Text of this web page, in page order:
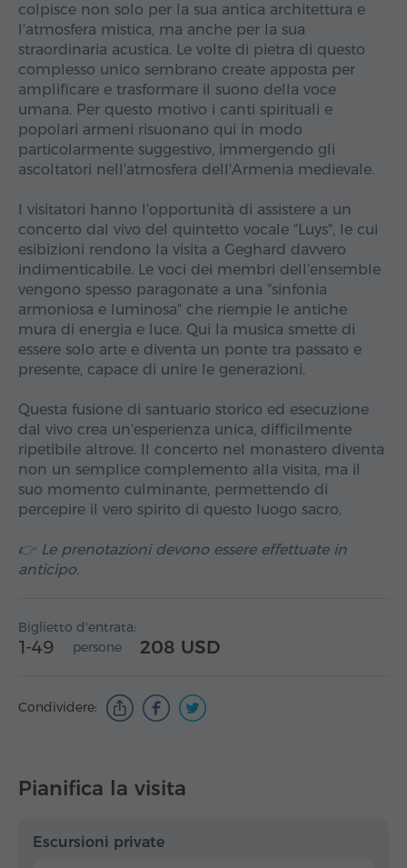
colpisce non solo per la sua antica architettura e
l'atmosfera mistica, ma anche per la sua
straordinaria acustica. Le volte di pietra di questo
complesso unico sembrano create apposta per
amplificare e trasformare il suono della voce
umana. Per questo motivo i canti spirituali e
popolari armeni risuonano qui in modo
particolarmente suggestivo, immergendo gli
ascoltatori nell'atmosfera dell'Armenia medievale.
I visitatori hanno l'opportunità di assistere a un
concerto dal vivo del quintetto vocale "Luys", le cui
esibizioni rendono la visita a Geghard davvero
indimenticabile. Le voci dei membri dell'ensemble
vengono spesso paragonate a una "sinfonia
armoniosa e luminosa" che riempie le antiche
mura di energia e luce. Qui la musica smette di
essere solo arte e diventa un ponte tra passato e
presente, capace di unire le generazioni.
Questa fusione di santuario storico ed esecuzione
dal vivo crea un'esperienza unica, difficilmente
ripetibile altrove. Il concerto nel monastero diventa
non un semplice complemento alla visita, ma il
suo momento culminante, permettendo di
percepire il vero spirito di questo luogo sacro.
👉 Le prenotazioni devono essere effettuate in
anticipo.
Biglietto d'entrata:
1-49 persone 208 USD
Condividere:
Pianifica la visita
Escursioni private